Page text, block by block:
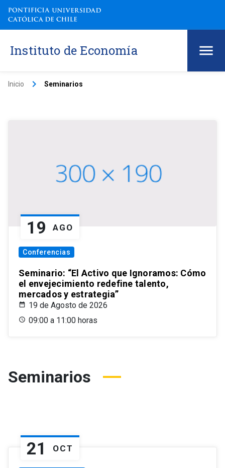
Instituto de Economía
Inicio keyboard_arrow_right Seminarios
19 AGO
Conferencias
Seminario: “El Activo que Ignoramos: Cómo
el envejecimiento redefine talento,
mercados y estrategia”
19 de Agosto de 2026
09:00 a 11:00 horas
Seminarios
21 OCT